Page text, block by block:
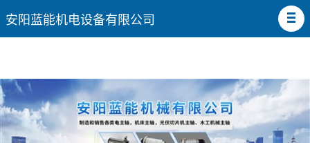
安阳蓝能机电设备有限公司